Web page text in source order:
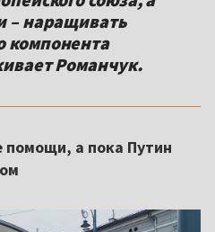
– наращивать
компонента
Романчук.
а пока Путин